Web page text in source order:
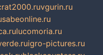
vgurin.ru
sabeonline.ru
lucomoria.ru
igro-pictures.ru